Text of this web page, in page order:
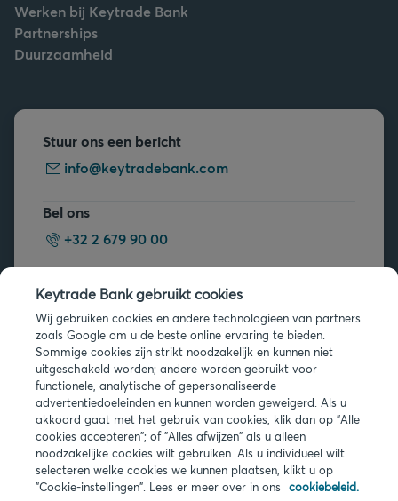
Werken bij Keytrade Bank
Partnerships
Duurzaamheid
Stuur ons een bericht
info@keytradebank.com
Bel ons
+32 2 679 90 00
Veelgestelde vragen
Juridische info
Privacy
Cookies
PSD2
Keytrade Bank gebruikt cookies
Wij gebruiken cookies en andere technologieën van partners
zoals Google om u de beste online ervaring te bieden.
Sommige cookies zijn strikt noodzakelijk en kunnen niet
uitgeschakeld worden; andere worden gebruikt voor
functionele, analytische of gepersonaliseerde
advertentiedoeleinden en kunnen worden geweigerd. Als u
akkoord gaat met het gebruik van cookies, klik dan op "Alle
cookies accepteren"; of "Alles afwijzen" als u alleen
noodzakelijke cookies wilt gebruiken. Als u individueel wilt
selecteren welke cookies we kunnen plaatsen, klikt u op
"Cookie-instellingen". Lees er meer over in ons cookiebeleid.